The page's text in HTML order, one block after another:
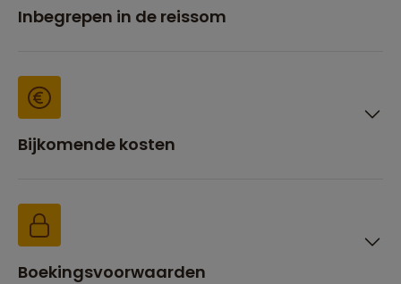
Inbegrepen in de reissom
Bijkomende kosten
Boekingsvoorwaarden